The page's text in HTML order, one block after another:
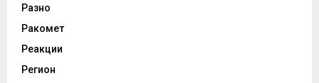
Разно
Ракомет
Реакции
Регион